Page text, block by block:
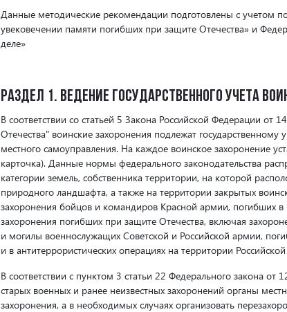
Данные методические рекомендации подготовлены с
увековечении памяти погибших при защите Отечества» и
деле»
Раздел 1. Ведение государственного учета
В соответствии со статьей 5 Закона Российской Федерации
Отечества" воинские захоронения подлежат
местного самоуправления. На каждое воинское захоронение
карточка). Данные нормы федерального законодательства
категории земель, собственника территории, на которой
природного ландшафта, а также на территории закрытых
захоронения бойцов и командиров Красной армии, погибших
захоронения погибших при защите Отечества, включая
и могилы военнослужащих Советской и Российской армии,
и в антитеррористических операциях на территории
В соответствии с пунктом 3 статьи 22 Федерального закона
старых военных и ранее неизвестных захоронений органы
захоронения, а в необходимых случаях организовать